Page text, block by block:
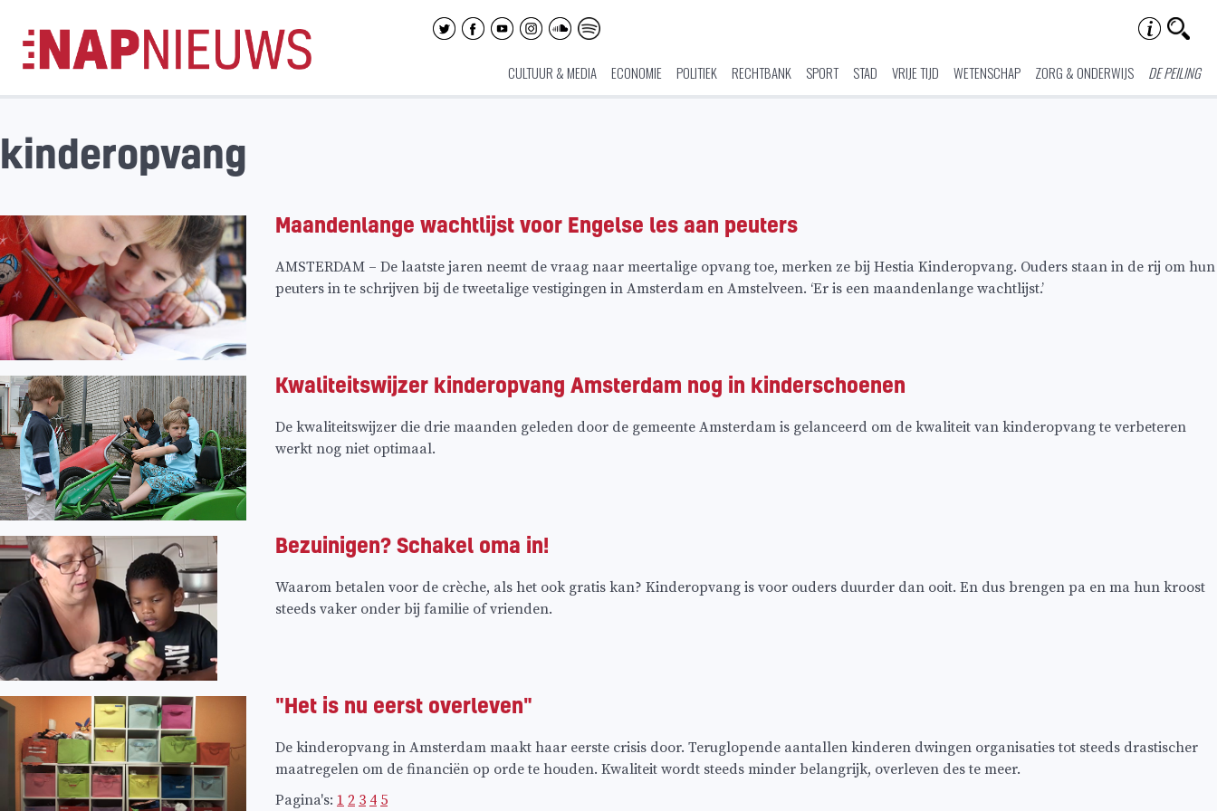
naar
inhoud
CULTUUR & MEDIA ECONOMIE POLITIEK RECHTBANK SPORT STAD VRIJE TIJD WETENSCHAP ZORG & ONDERWIJS DE PEILING
kinderopvang
Maandenlange wachtlijst voor Engelse les aan peuters
AMSTERDAM – De laatste jaren neemt de vraag naar meertalige opvang toe, merken ze bij Hestia Kinderopvang. Ouders staan in de rij om hun
peuters in te schrijven bij de tweetalige vestigingen in Amsterdam en Amstelveen. ‘Er is een maandenlange wachtlijst.’
Kwaliteitswijzer kinderopvang Amsterdam nog in kinderschoenen
De kwaliteitswijzer die drie maanden geleden door de gemeente Amsterdam is gelanceerd om de kwaliteit van kinderopvang te verbeteren
werkt nog niet optimaal.
Bezuinigen? Schakel oma in!
Waarom betalen voor de crèche, als het ook gratis kan? Kinderopvang is voor ouders duurder dan ooit. En dus brengen pa en ma hun kroost
steeds vaker onder bij familie of vrienden.
"Het is nu eerst overleven"
De kinderopvang in Amsterdam maakt haar eerste crisis door. Teruglopende aantallen kinderen dwingen organisaties tot steeds drastischer
maatregelen om de financiën op orde te houden. Kwaliteit wordt steeds minder belangrijk, overleven des te meer.
Pagina's: 1 2 3 4 5